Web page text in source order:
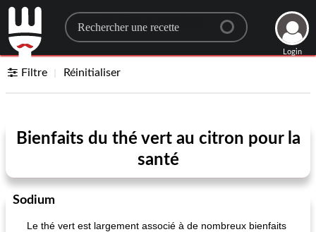
Search for a recipe
Login
Filtre Réinitialiser
Bienfaits du thé vert au citron pour la
santé
Sodium
Le thé vert est largement associé à de nombreux bienfaits